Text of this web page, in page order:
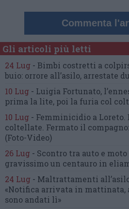
Commenta
Gli articoli più letti
24 Lug - Bimbi costretti a
buio: orrore all’asilo, arrestate
10 Lug - Luigia Fortunato,
prima la lite, poi la furia col
10 Lug - Femminicidio a Loreto.
coltellate. Fermato il compagno:
(Foto-Video)
26 Lug - Scontro tra auto e moto
gravissimo un centauro in
24 Lug - Maltrattamenti
«Notifica arrivata in mattinata,
sono andati lì»